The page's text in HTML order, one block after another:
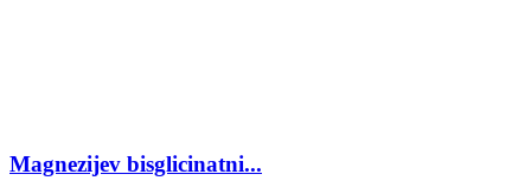
Magnezijev bisglicinatni...